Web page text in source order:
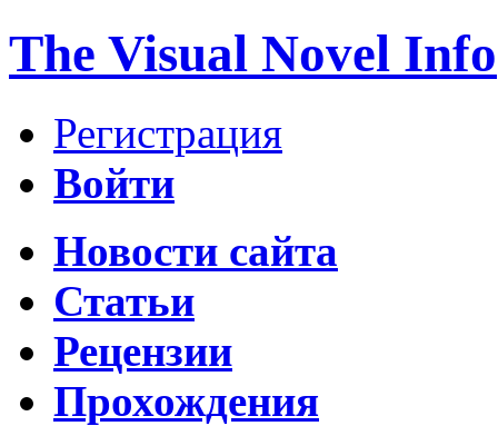
The Visual Novel Info
Регистрация
Войти
Новости сайта
Статьи
Рецензии
Прохождения